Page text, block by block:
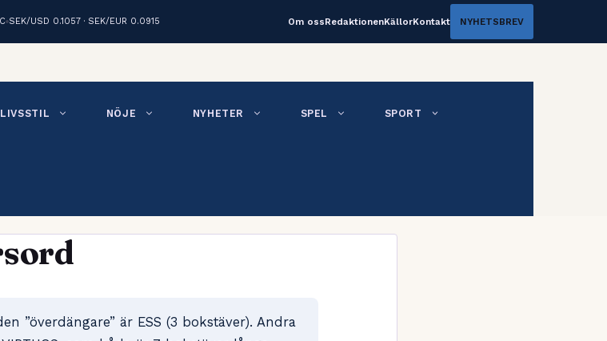
SEK/USD 0.1057 · SEK/EUR 0.0915 Om ossRedaktionenKällorKontakt NYHETSBREV
LIVSSTIL NÖJE NYHETER SPEL SPORT
”överdängare” är ESS (3 bokstäver). Andra